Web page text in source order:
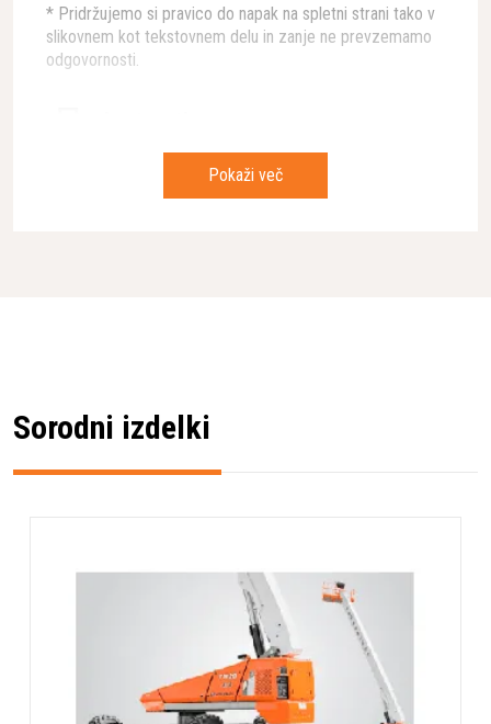
* Pridržujemo si pravico do napak na spletni strani tako v
slikovnem kot tekstovnem delu in zanje ne prevzemamo
odgovornosti.
7,829kg
Pokaži več
Sorodni izdelki